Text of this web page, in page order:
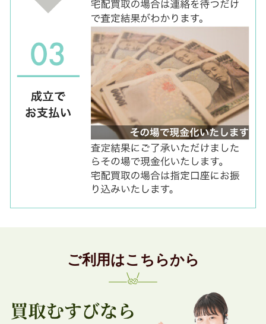
ご利用はこちらから